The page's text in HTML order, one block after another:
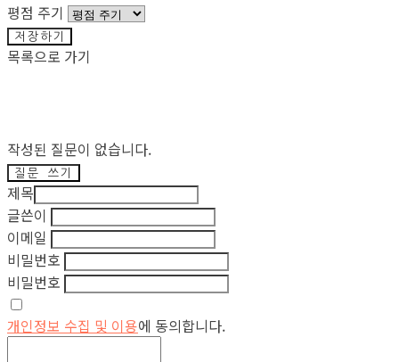
평점 주기
저장하기
목록으로 가기
작성된 질문이 없습니다.
질문 쓰기
제목
글쓴이
이메일
비밀번호
비밀번호
개인정보 수집 및 이용에 동의합니다.